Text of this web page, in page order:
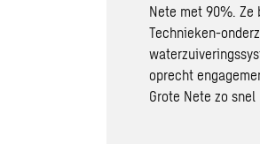
Nete met 90%. Ze
Technieken-
oprecht
Grote Nete zo